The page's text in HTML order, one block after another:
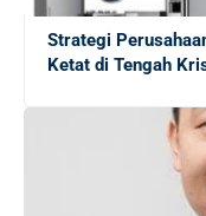
Mengungkap Dunia
Tepat untuk
Panduan Lengkap
Strategi
Ketat di Tengah